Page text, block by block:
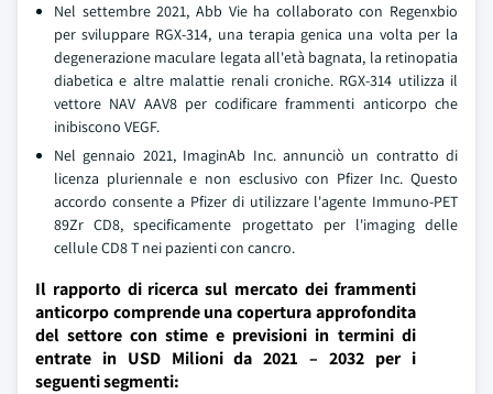
Nel settembre 2021, Abb Vie ha collaborato con Regenxbio
per sviluppare RGX-314, una terapia genica una volta per la
degenerazione maculare legata all'età bagnata, la retinopatia
diabetica e altre malattie renali croniche. RGX-314 utilizza il
vettore NAV AAV8 per codificare frammenti anticorpo che
inibiscono VEGF.
Nel gennaio 2021, ImaginAb Inc. annunciò un contratto di
licenza pluriennale e non esclusivo con Pfizer Inc. Questo
accordo consente a Pfizer di utilizzare l'agente Immuno-PET
89Zr CD8, specificamente progettato per l'imaging delle
cellule CD8 T nei pazienti con cancro.
Il rapporto di ricerca sul mercato dei frammenti
anticorpo comprende una copertura approfondita
del settore con stime e previsioni in termini di
entrate in USD Milioni da 2021 – 2032 per i
seguenti segmenti: